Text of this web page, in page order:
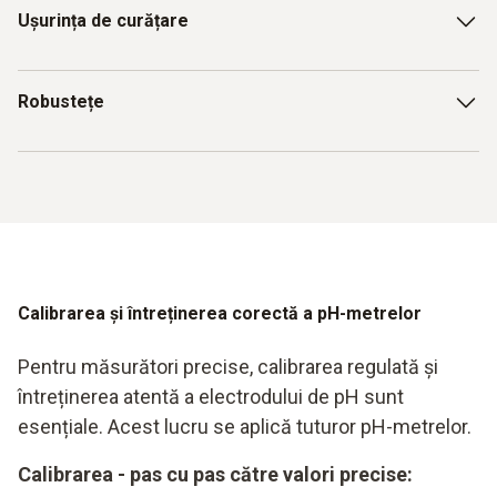
Ușurința de curățare
contaminarea încrucișată și erorile de măsurare la
Robustețe
Calibrarea și întreținerea corectă a pH-metrelor
Pentru măsurători precise, calibrarea regulată și
întreținerea atentă a electrodului de pH sunt
esențiale. Acest lucru se aplică tuturor pH-metrelor.
Calibrarea - pas cu pas către valori precise: